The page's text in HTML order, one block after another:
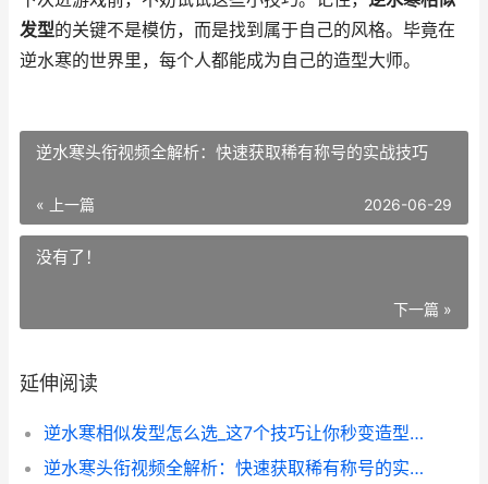
发型的关键不是模仿，而是找到属于自己的风格。毕竟在
逆水寒的世界里，每个人都能成为自己的造型大师。
逆水寒头衔视频全解析：快速获取稀有称号的实战技巧
« 上一篇 2026-06-29
没有了！
下一篇 »
延伸阅读
逆水寒相似发型怎么选_这7个技巧让你秒变造型大师
逆水寒头衔视频全解析：快速获取稀有称号的实战技巧